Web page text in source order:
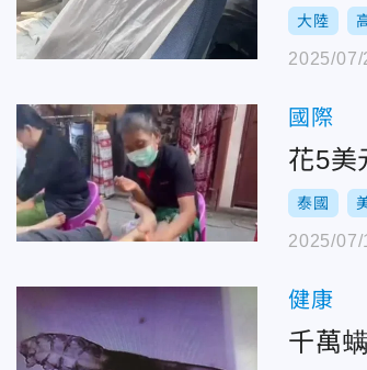
大陸
2025/
國際
花5
泰國
2025/07/
健康
千萬